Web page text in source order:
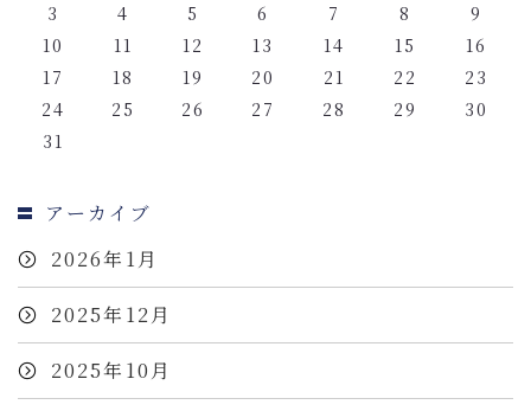
3
4 5 6 7 8
9
10
11 12 13 14 15
16
17
18 19 20 21 22
23
24
25 26 27 28 29
30
31
アーカイブ
2026年1月
2025年12月
2025年10月